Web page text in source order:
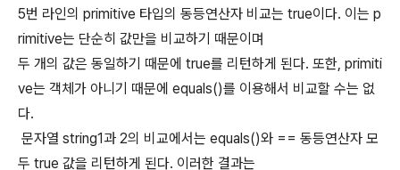
5번 라인의 primitive 타입의 동등연산자 비교는 true이다. 이는 p
rimitive는 단순히 값만을 비교하기 때문이며
두 개의 값은 동일하기 때문에 true를 리턴하게 된다. 또한, primiti
ve는 객체가 아니기 때문에 equals()를 이용해서 비교할 수는 없
다.
문자열 string1과 2의 비교에서는 equals()와 == 동등연산자 모
두 true 값을 리턴하게 된다. 이러한 결과는